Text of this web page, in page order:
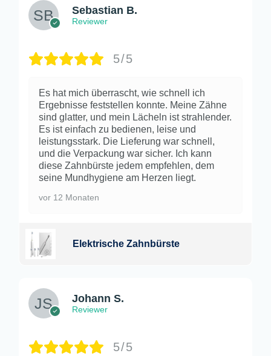
Sebastian B.
Reviewer
5/5
Es hat mich überrascht, wie schnell ich
Ergebnisse feststellen konnte. Meine Zähne
sind glatter, und mein Lächeln ist strahlender.
Es ist einfach zu bedienen, leise und
leistungsstark. Die Lieferung war schnell,
und die Verpackung war sicher. Ich kann
diese Zahnbürste jedem empfehlen, dem
seine Mundhygiene am Herzen liegt.
vor 12 Monaten
Elektrische Zahnbürste
Johann S.
Reviewer
5/5